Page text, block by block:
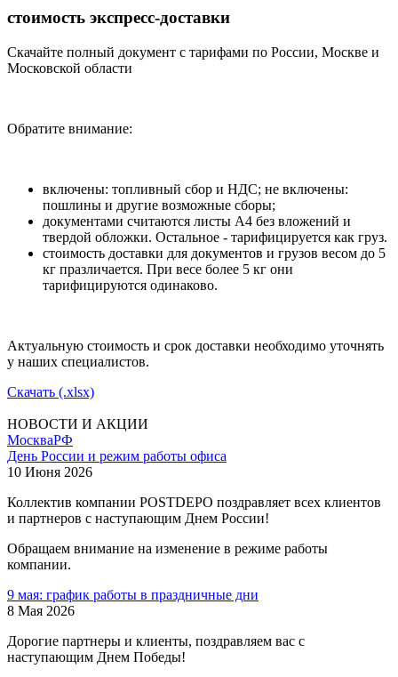
стоимость экспресс-доставки
Скачайте полный документ с тарифами по России, Москве и
Московской области
Обратите внимание:
включены: топливный сбор и НДС; не включены:
пошлины и другие возможные сборы;
документами считаются листы А4 без вложений и
твердой обложки. Остальное - тарифицируется как груз.
стоимость доставки для документов и грузов весом до 5
кг празличается. При весе более 5 кг они
тарифицируются одинаково.
Актуальную стоимость и срок доставки необходимо уточнять
у наших специалистов.
Скачать (.xlsx)
НОВОСТИ И АКЦИИ
МоскваРФ
День России и режим работы офиса
10 Июня 2026
Коллектив компании POSTDEPO поздравляет всех клиентов
и партнеров с наступающим Днем России!
Обращаем внимание на изменение в режиме работы
компании.
9 мая: график работы в праздничные дни
8 Мая 2026
Дорогие партнеры и клиенты, поздравляем вас с
наступающим Днем Победы!